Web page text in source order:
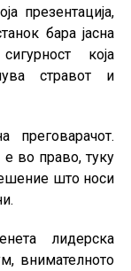
презентација,
бара јасна
која
стравот и
преговарачот.
во право, туку
што носи
лидерска
внимателното